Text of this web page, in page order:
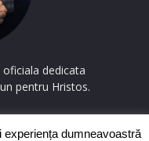
dedicata
pentru Hristos.
dumneavoastră